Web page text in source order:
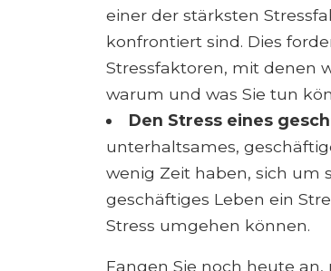
einer der stärksten
konfrontiert sind. Dies
Stressfaktoren, mit denen
warum und was Sie tun
Den Stress eines
unterhaltsames,
wenig Zeit haben, sich um
geschäftiges Leben ein
Stress umgehen können.
Fangen Sie noch heute